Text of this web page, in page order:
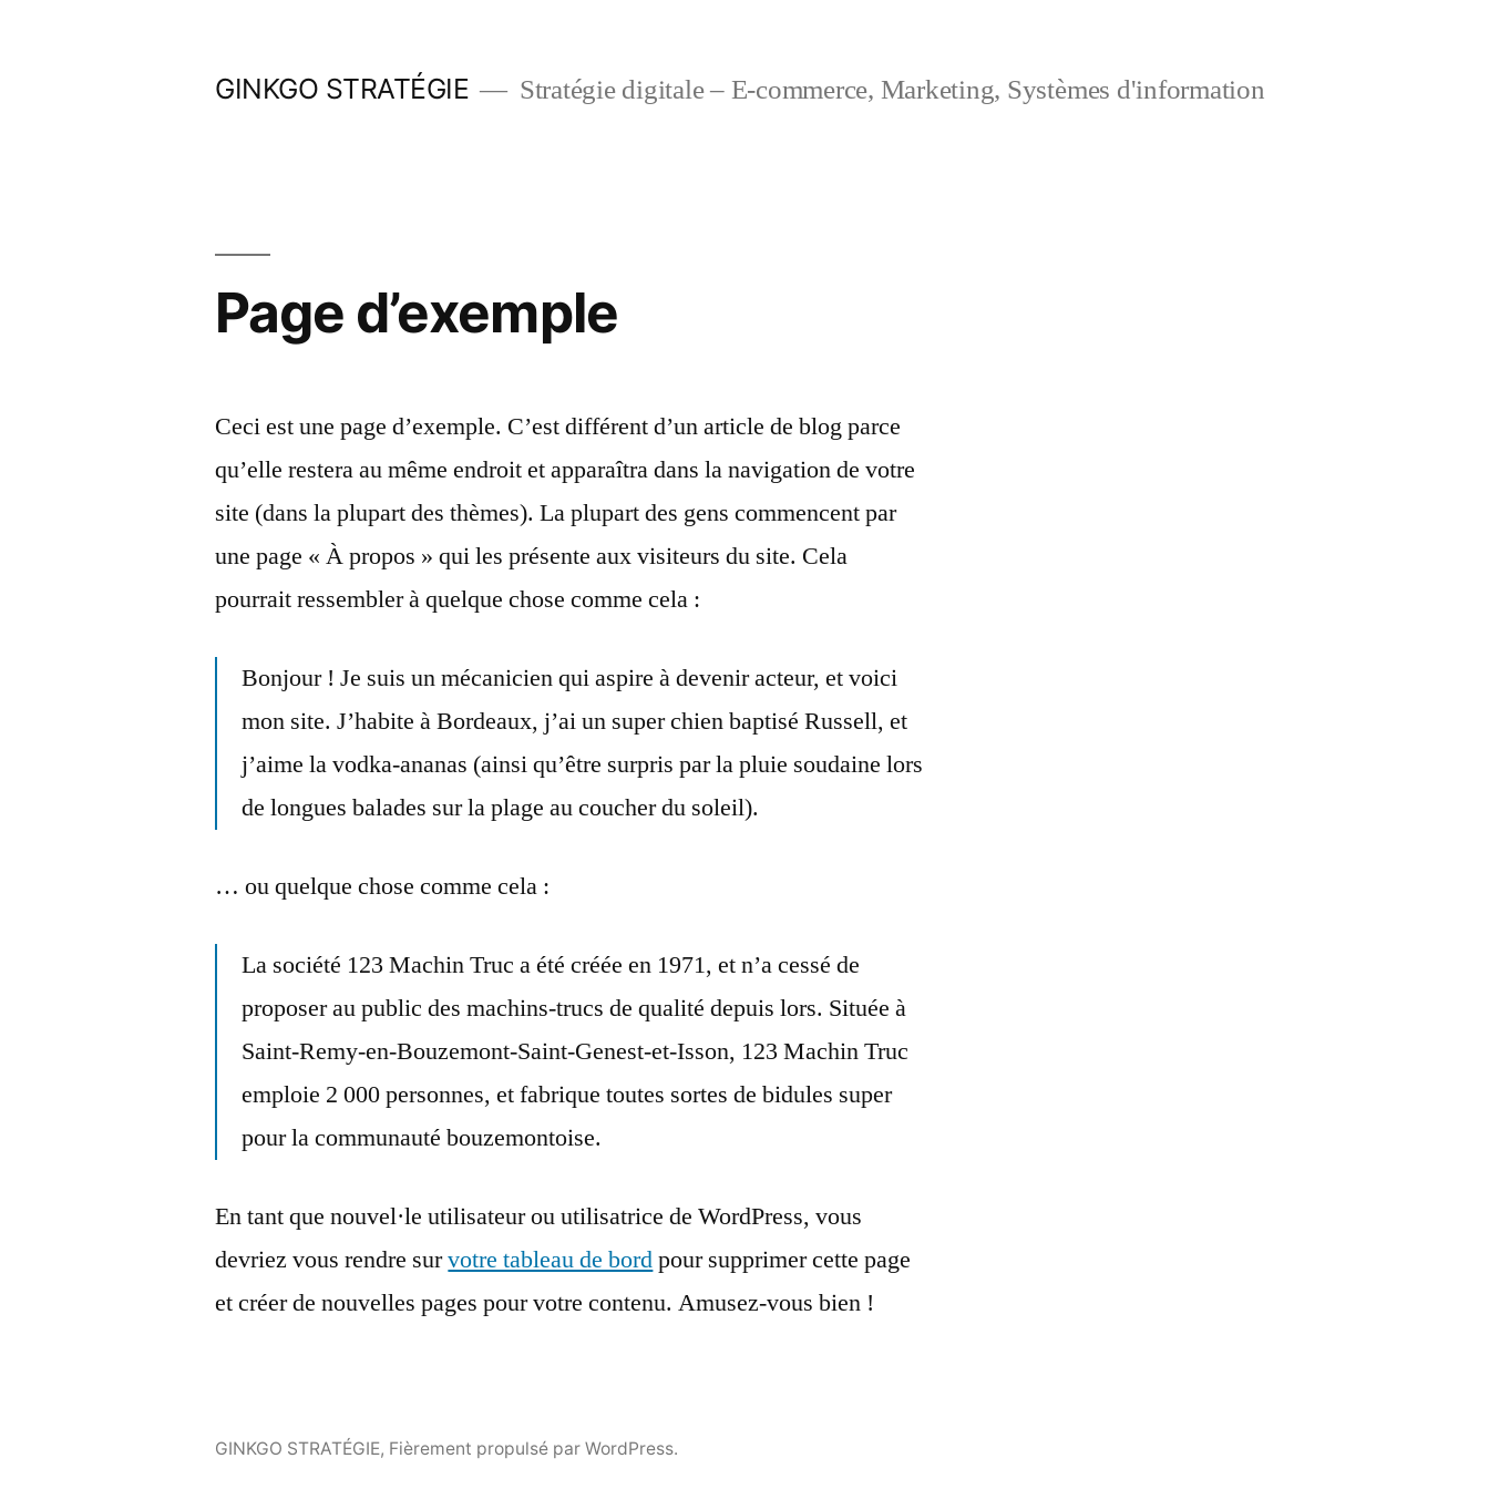
GINKGO STRATÉGIE Stratégie digitale – E-commerce, Marketing, Systèmes d'information
Page d’exemple
Ceci est une page d’exemple. C’est différent d’un article de blog parce
qu’elle restera au même endroit et apparaîtra dans la navigation de votre
site (dans la plupart des thèmes). La plupart des gens commencent par
une page « À propos » qui les présente aux visiteurs du site. Cela
pourrait ressembler à quelque chose comme cela :
Bonjour ! Je suis un mécanicien qui aspire à devenir acteur, et voici
mon site. J’habite à Bordeaux, j’ai un super chien baptisé Russell, et
j’aime la vodka-ananas (ainsi qu’être surpris par la pluie soudaine lors
de longues balades sur la plage au coucher du soleil).
… ou quelque chose comme cela :
La société 123 Machin Truc a été créée en 1971, et n’a cessé de
proposer au public des machins-trucs de qualité depuis lors. Située à
Saint-Remy-en-Bouzemont-Saint-Genest-et-Isson, 123 Machin Truc
emploie 2 000 personnes, et fabrique toutes sortes de bidules super
pour la communauté bouzemontoise.
En tant que nouvel·le utilisateur ou utilisatrice de WordPress, vous
devriez vous rendre survotre tableau de bordpour supprimer cette page
et créer de nouvelles pages pour votre contenu. Amusez-vous bien !
GINKGO STRATÉGIE, Fièrement propulsé par WordPress.